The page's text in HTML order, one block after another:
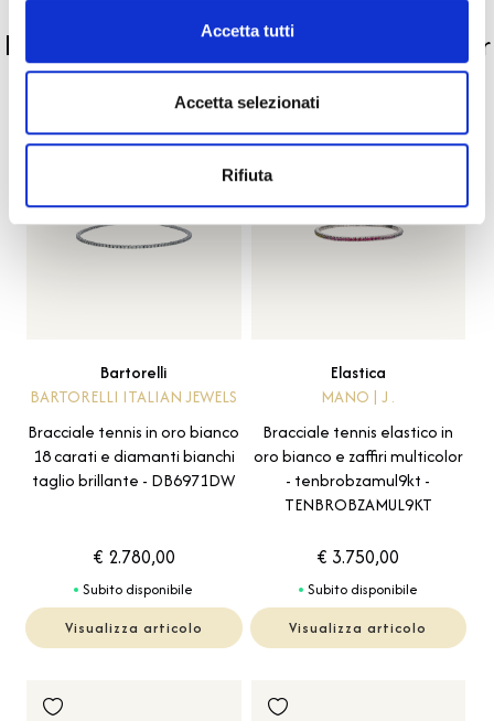
Accetta tutti
Accetta selezionati
Rifiuta
La nostra selezione di prodotti scelti per
te
Bartorelli
BARTORELLI ITALIAN JEWELS
Bracciale tennis in oro bianco
18 carati e diamanti bianchi
taglio brillante - DB6971DW
€ 2.780,00
Subito disponibile
Visualizza articolo
Elastica
MANO | J .
Bracciale tennis elastico in
oro bianco e zaffiri multicolor
- tenbrobzamul9kt -
TENBROBZAMUL9KT
€ 3.750,00
Subito disponibile
Visualizza articolo